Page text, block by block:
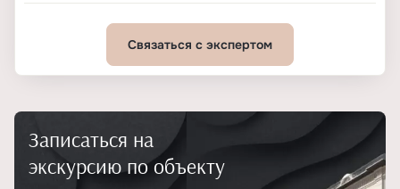
Связаться с экспертом
Записаться на
экскурсию по объекту